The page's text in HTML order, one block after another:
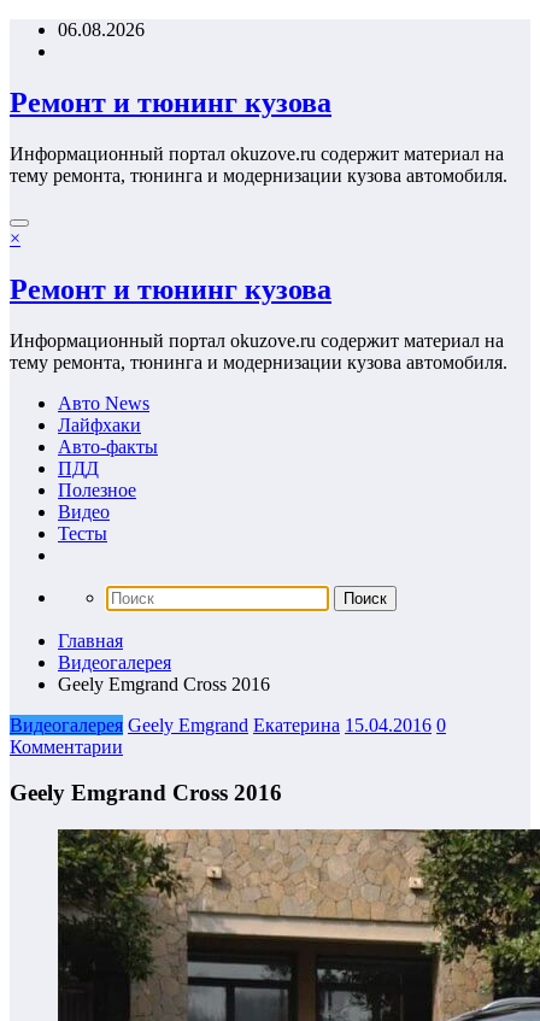
Перейти06.08.2026
Ремонт и тюнинг кузова
Информационный портал okuzove.ru содержит материал на
тему ремонта, тюнинга и модернизации кузова автомобиля.
×
Ремонт и тюнинг кузова
Информационный портал okuzove.ru содержит материал на
тему ремонта, тюнинга и модернизации кузова автомобиля.
Авто News
Лайфхаки
Авто-факты
ПДД
Полезное
Видео
Тесты
Главная
Видеогалерея
Geely Emgrand Cross 2016
Видеогалерея Geely Emgrand Екатерина 15.04.2016 0
Комментарии
Geely Emgrand Cross 2016